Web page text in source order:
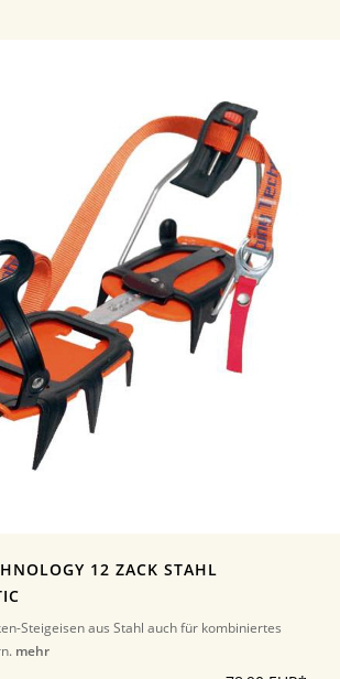
12 ZACK STAHL
Steigeisen aus Stahl auch für kombiniertes
mehr